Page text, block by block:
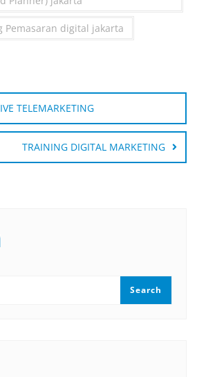
Pemasaran digital jakarta
TELEMARKETING
TRAINING DIGITAL MARKETING